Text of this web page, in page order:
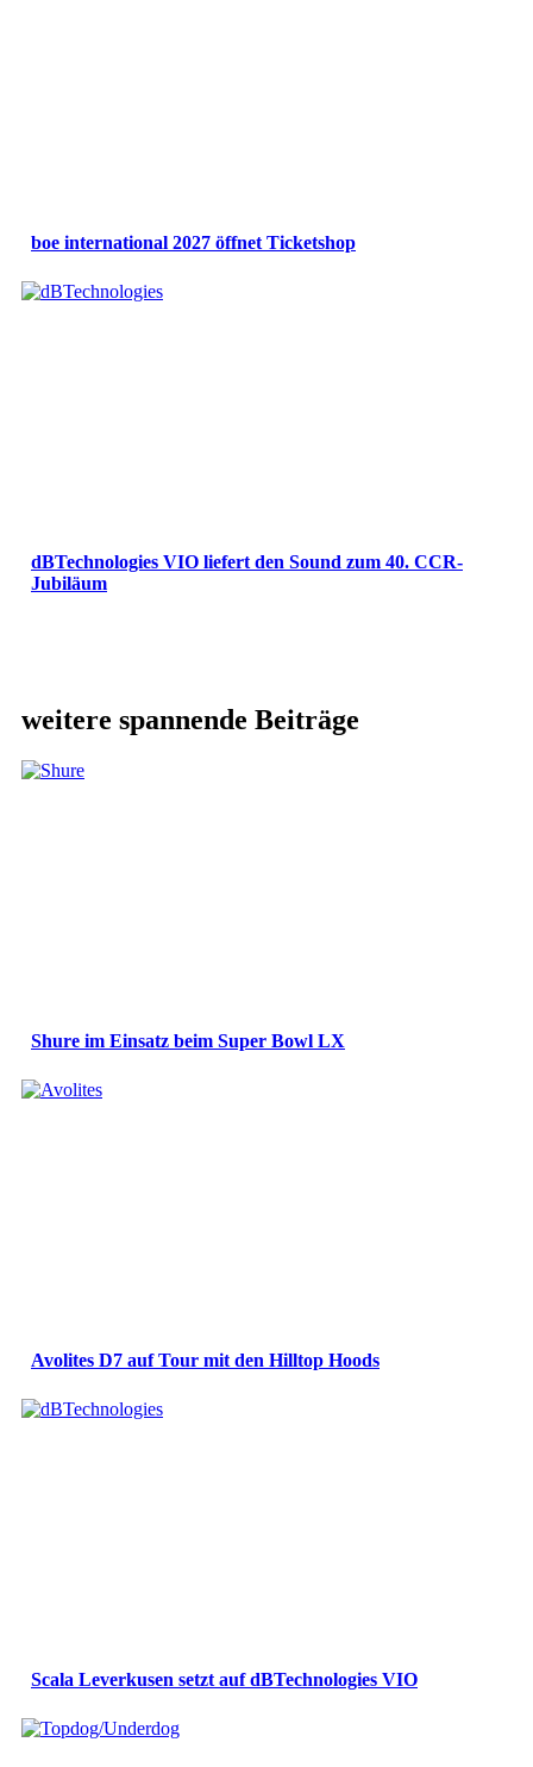
boe international 2027 öffnet Ticketshop
dBTechnologies VIO liefert den Sound zum 40. CCR-
Jubiläum
weitere spannende Beiträge
Shure im Einsatz beim Super Bowl LX
Avolites D7 auf Tour mit den Hilltop Hoods
Scala Leverkusen setzt auf dBTechnologies VIO